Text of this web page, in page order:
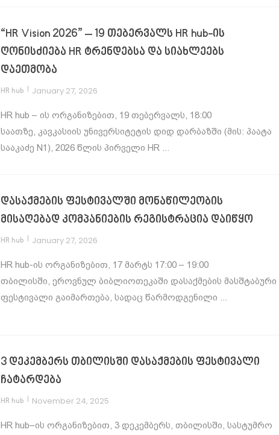
“HR Vision 2026” – 19 თებერვალს HR hub-ის
ღონისძიება HR ტრენდებსა და სიახლეებს
დაეთმობა
HR hub | January 27, 2026
HR hub – ის ორგანიზებით, 19 თებერვალს, 18:00
საათზე, კავკასიის უნივერსიტეტის დიდ დარბაზში (მის: პაატა
სააკაძე N1), 2026 წლის პირველი HR ...
დასაქმების ფესტივალში მონაწილეობის
მისაღებად კომპანიების რეგისტრაცია დაიწყო
HR hub | January 27, 2026
HR hub-ის ორგანიზებით, 17 მარტს 17:00 – 19:00
თბილისში, ეროვნულ ბიბლიოთეკაში დასაქმების მასშტაბური
ფესტივალი გაიმართება, სადაც წარმოდგენილი ...
3 დეკემბერს თბილისში დასაქმების ფესტივალი
ჩატარდება
HR hub | November 24, 2025
HR hub–ის ორგანიზებით, 3 დეკემბერს, თბილისში, სასტუმრო